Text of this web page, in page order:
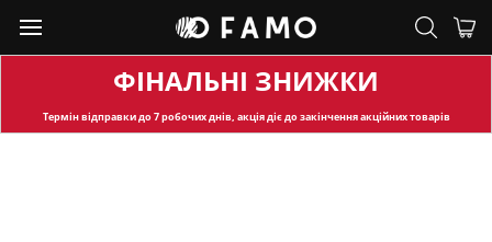
ФІНАЛЬНІ ЗНИЖКИ
Термін відправкидо 7 робочих днів, акція діє до закінчення акційних товарів